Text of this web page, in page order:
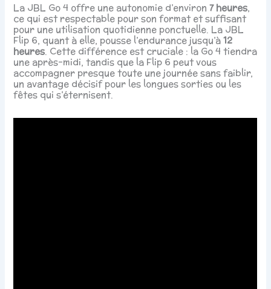
La JBL Go 4 offre une autonomie d’environ7 heures,
ce qui est respectable pour son format et suffisant
pour une utilisation quotidienne ponctuelle. La JBL
Flip 6, quant à elle, pousse l’endurance jusqu’à12
heures. Cette différence est cruciale : la Go 4 tiendra
une après-midi, tandis que la Flip 6 peut vous
accompagner presque toute une journée sans faiblir,
un avantage décisif pour les longues sorties ou les
fêtes qui s’éternisent.